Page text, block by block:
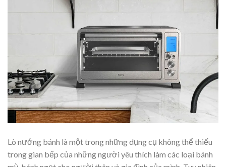
Lò nướng bánh là một trong những dụng cụ không thể thiếu
trong gian bếp của những người yêu thích làm các loại bánh